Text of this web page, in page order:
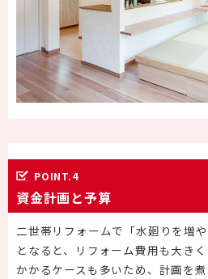
POINT.4
資金計画と予算
二世帯リフォームで「水廻りを増
となると、リフォーム費用も大き
かかるケースも多いため、計画を